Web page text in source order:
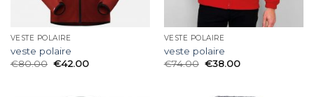
VESTE POLAIRE
veste polaire
€80.00 €42.00
VESTE POLAIRE
veste polaire
€74.00 €38.00